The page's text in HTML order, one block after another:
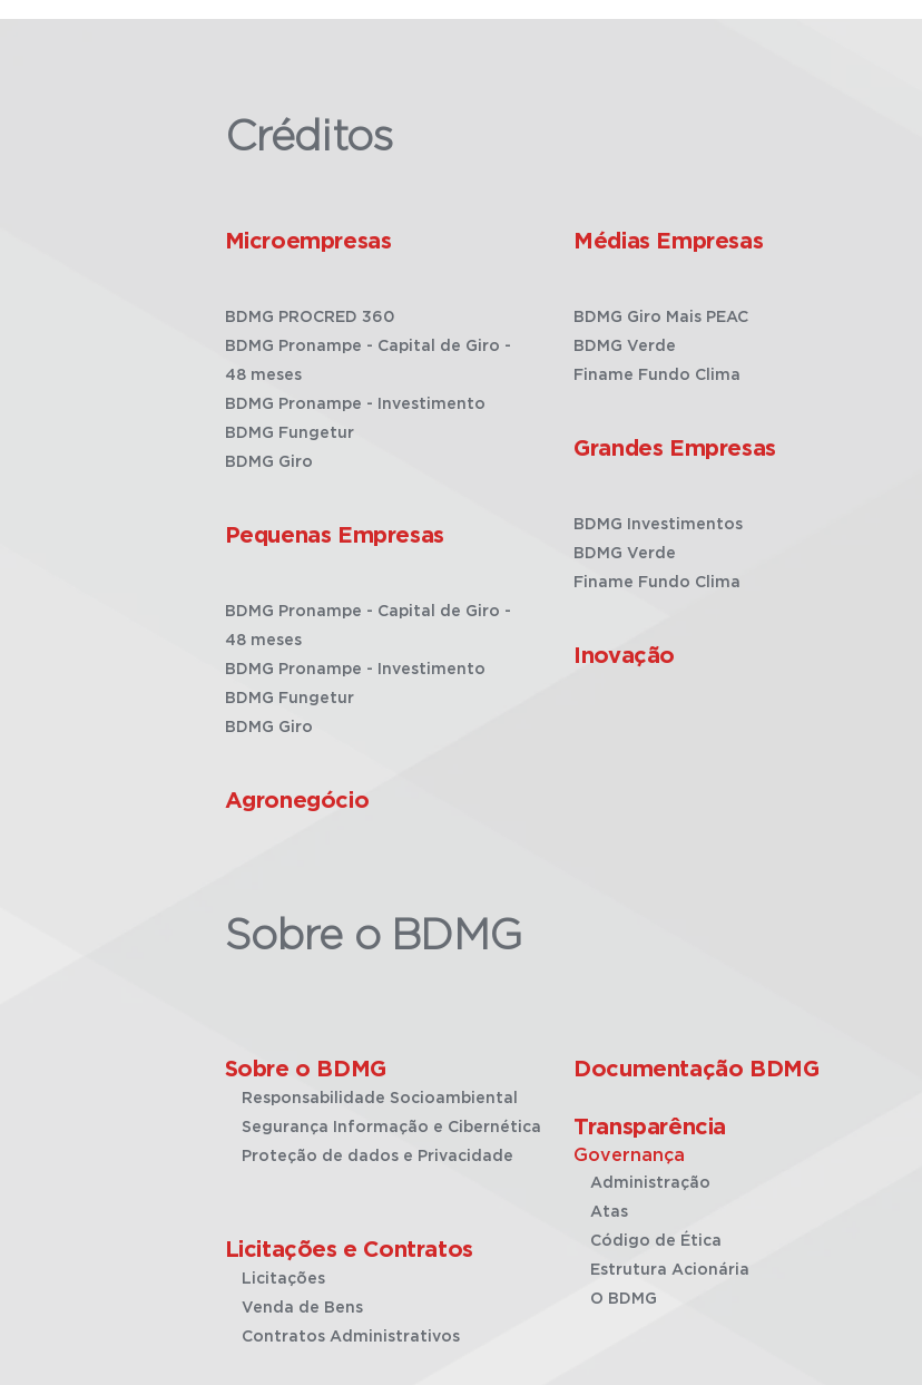
Créditos
Microempresas
BDMG PROCRED 360
BDMG Pronampe - Capital de Giro -
48 meses
BDMG Pronampe - Investimento
BDMG Fungetur
BDMG Giro
Pequenas Empresas
BDMG Pronampe - Capital de Giro -
48 meses
BDMG Pronampe - Investimento
BDMG Fungetur
BDMG Giro
Agronegócio
Médias Empresas
BDMG Giro Mais PEAC
BDMG Verde
Finame Fundo Clima
Grandes Empresas
BDMG Investimentos
BDMG Verde
Finame Fundo Clima
Inovação
Sobre o BDMG
Sobre o BDMG
Responsabilidade Socioambiental
Segurança Informação e Cibernética
Proteção de dados e Privacidade
Licitações e Contratos
Licitações
Venda de Bens
Contratos Administrativos
Documentação BDMG
Transparência
Governança
Administração
Atas
Código de Ética
Estrutura Acionária
O BDMG